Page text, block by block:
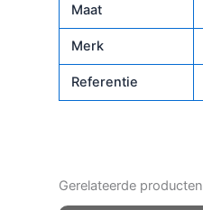
Maat
Merk
Referentie
Gerelateerde producten